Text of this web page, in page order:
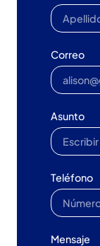
Correo
Asunto
Teléfono
Mensaje